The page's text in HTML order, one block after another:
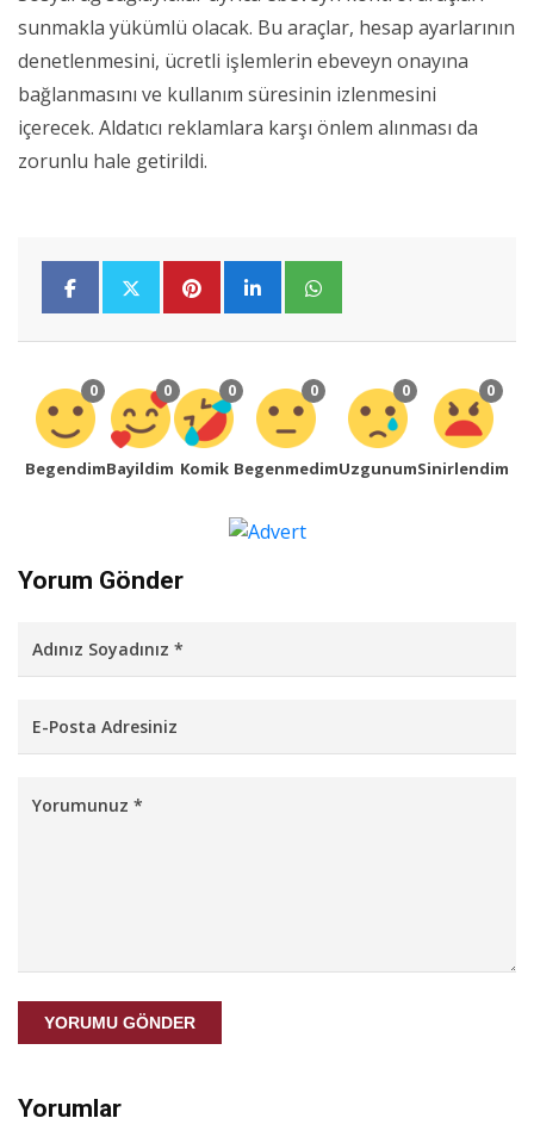
sunmakla yükümlü olacak. Bu araçlar, hesap ayarlarının
denetlenmesini, ücretli işlemlerin ebeveyn onayına
bağlanmasını ve kullanım süresinin izlenmesini
içerecek. Aldatıcı reklamlara karşı önlem alınması da
zorunlu hale getirildi.
0
Begendim
0
Bayildim
0
Komik
0
Begenmedim
0
Uzgunum
0
Sinirlendim
Yorum Gönder
YORUMU GÖNDER
Yorumlar